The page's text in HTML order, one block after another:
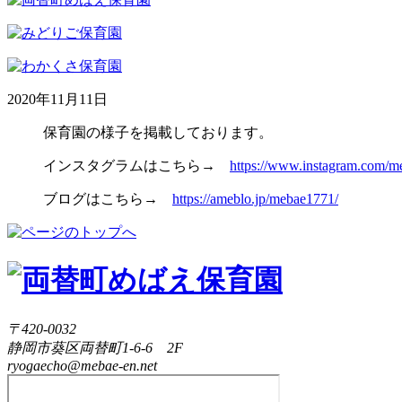
2020年11月11日
保育園の様子を掲載しております。
インスタグラムはこちら→ https://www.instagram.com/
ブログはこちら→ https://ameblo.jp/mebae1771/
〒420-0032
静岡市葵区両替町1-6-6 2F
ryogaecho@mebae-en.net